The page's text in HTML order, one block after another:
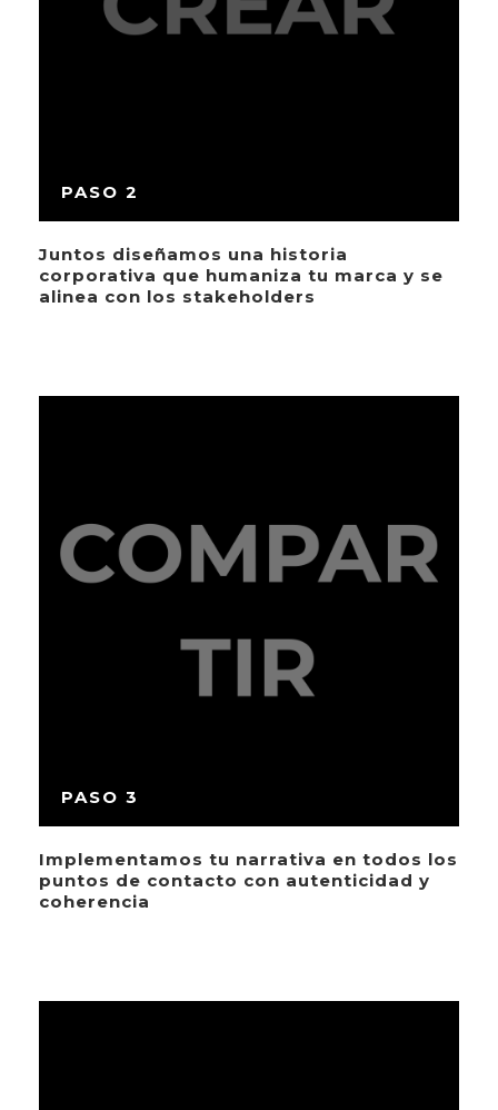
PASO 2
Juntos diseñamos una historia
corporativa que humaniza tu marca y se
alinea con los stakeholders
PASO 3
Implementamos tu narrativa en todos los
puntos de contacto con autenticidad y
coherencia